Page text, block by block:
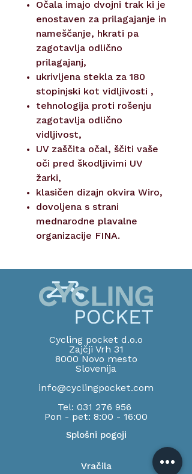
Očala imajo dvojni trak ki je
enostaven za prilagajanje in
nameščanje, hkrati pa
zagotavlja odlično
prilagajanj,
ukrivljena stekla za 180
stopinjski kot vidljivosti ,
tehnologija proti rošenju
zagotavlja odlično
vidljivost,
UV zaščita očal, ščiti vaše
oči pred škodljivimi UV
žarki,
klasičen dizajn okvira Wiro,
dovoljena s strani
mednarodne plavalne
organizacije FINA.
Cycling pocket d.o.o
Zajčji Vrh 31
8000 Novo mesto
Slovenija
info@cyclingpocket.com
Tel: 031 276 956
Pon - pet: 8:00 - 16:00
Splošni pogoji
Vračila